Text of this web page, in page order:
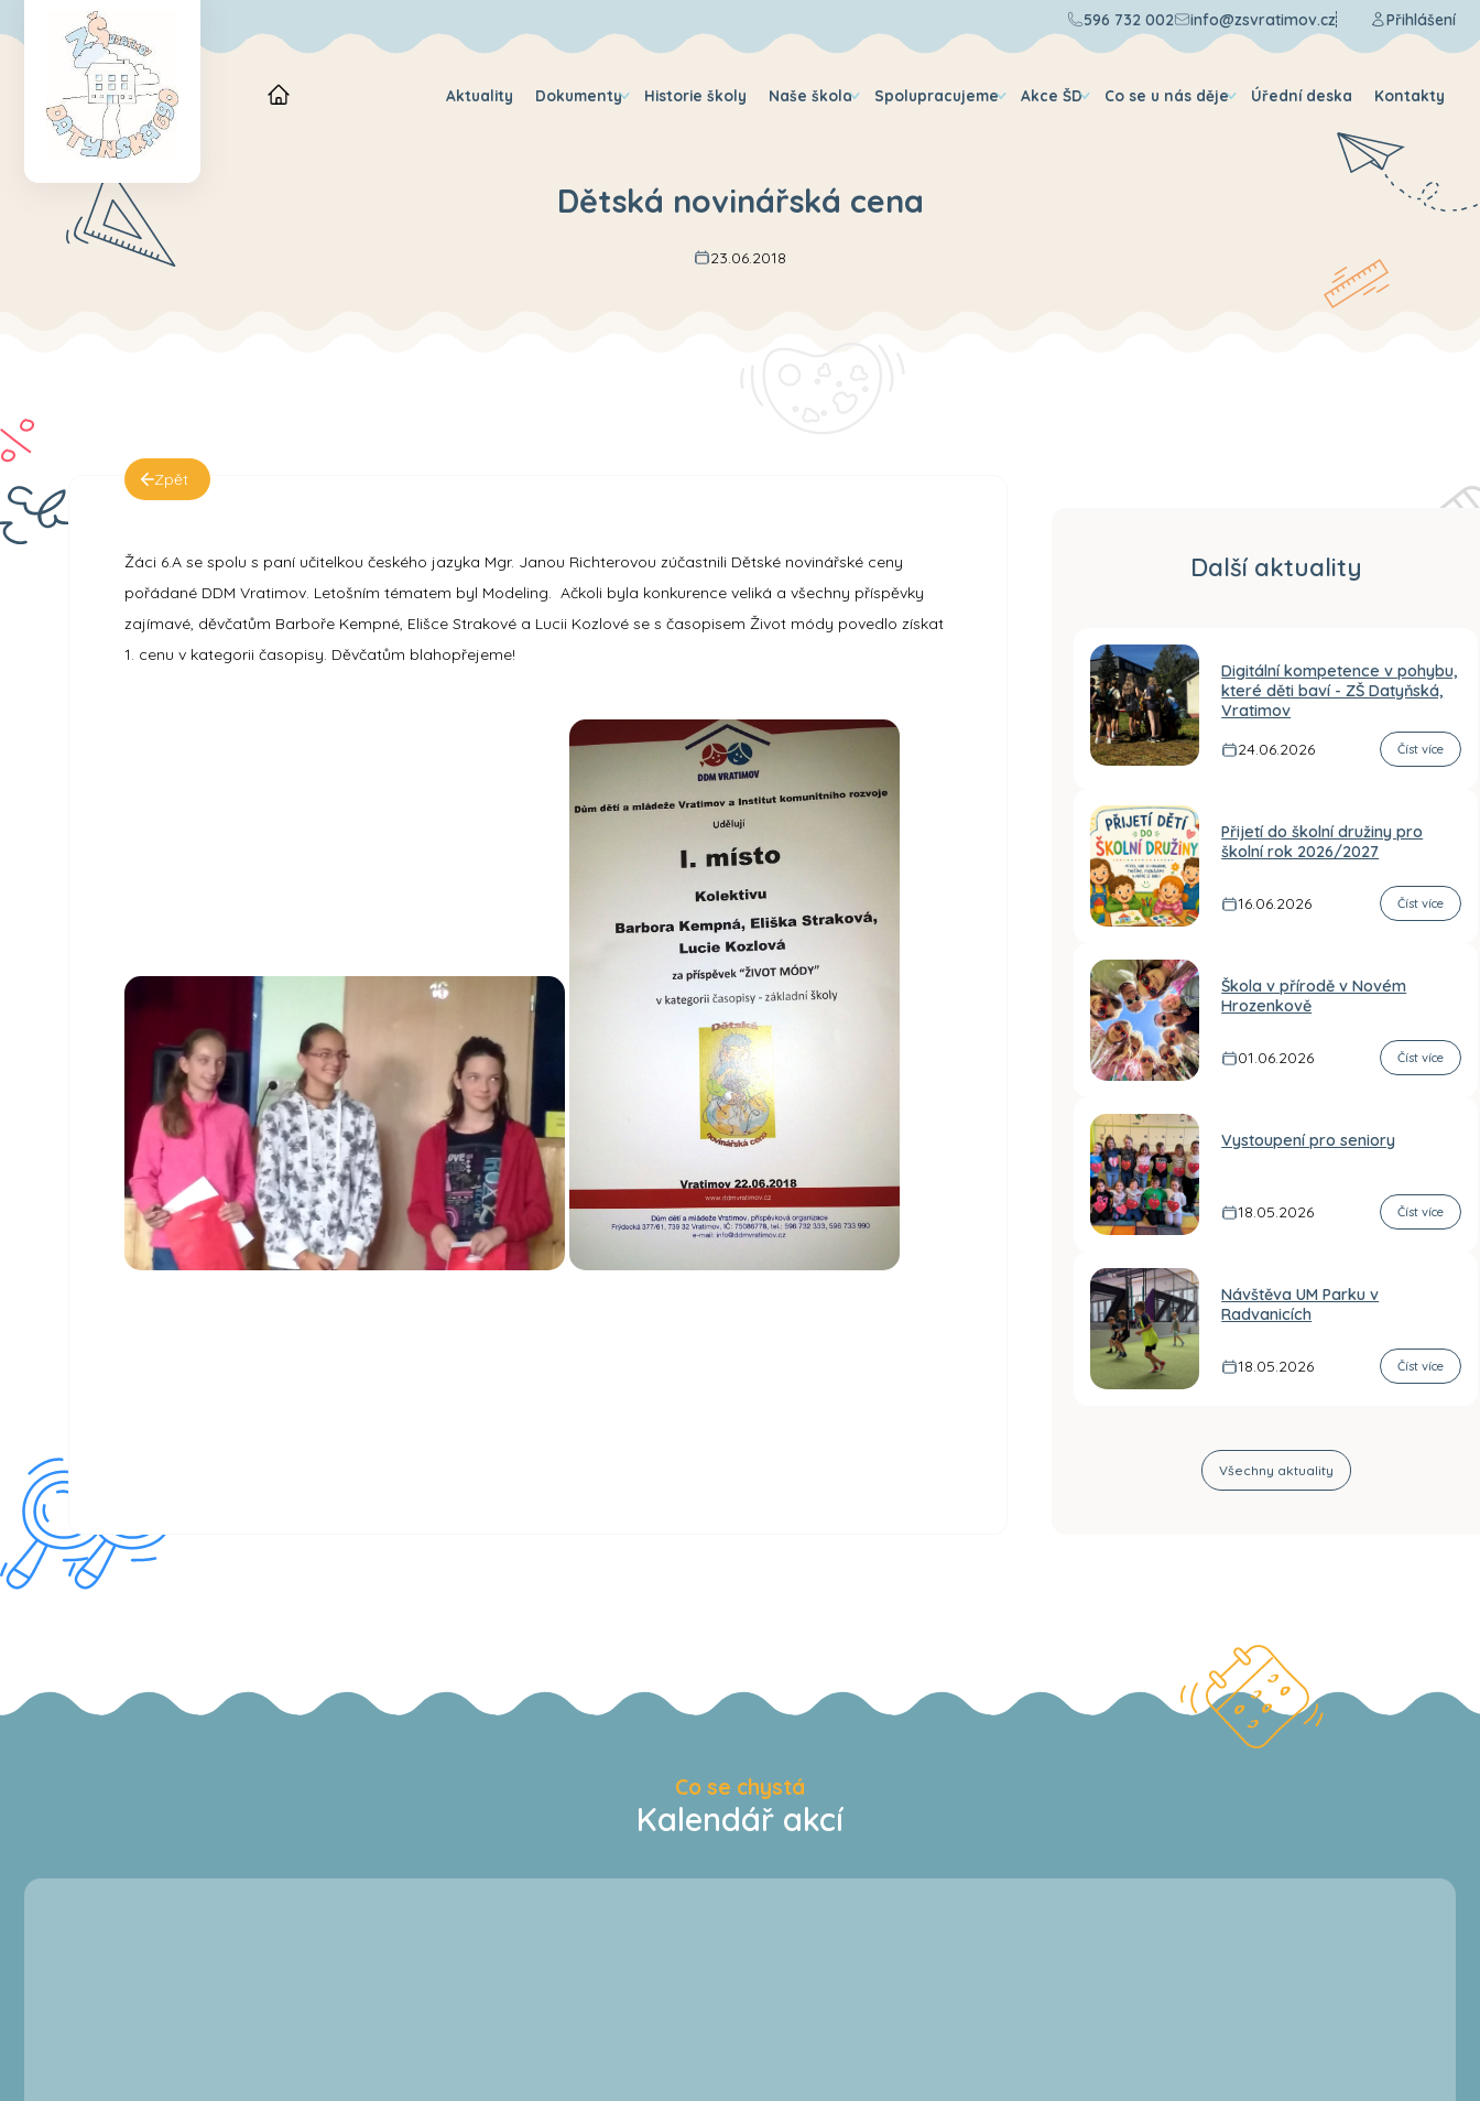
596 732 002 info@zsvratimov.cz Přihlášení
Aktuality Dokumenty Historie školy Naše škola Spolupracujeme Akce ŠD Co se u nás děje Úřední deska Kontakty
Dětská novinářská cena
23.06.2018
Zpět
Žáci 6.A se spolu s paní učitelkou českého jazyka Mgr. Janou Richterovou zúčastnili Dětské novinářské ceny
pořádané DDM Vratimov. Letošním tématem byl Modeling. Ačkoli byla konkurence veliká a všechny příspěvky
zajímavé, děvčatům Barboře Kempné, Elišce Strakové a Lucii Kozlové se s časopisem Život módy povedlo získat
1. cenu v kategorii časopisy. Děvčatům blahopřejeme!
Další aktuality
Digitální kompetence v pohybu,
které děti baví - ZŠ Datyňská,
Vratimov
24.06.2026
Číst více
Přijetí do školní družiny pro
školní rok 2026/2027
16.06.2026 Číst více
Škola v přírodě v Novém
Hrozenkově
01.06.2026 Číst více
Vystoupení pro seniory
18.05.2026 Číst více
Návštěva UM Parku v
Radvanicích
18.05.2026 Číst více
Všechny aktuality
Co se chystá
Kalendář akcí